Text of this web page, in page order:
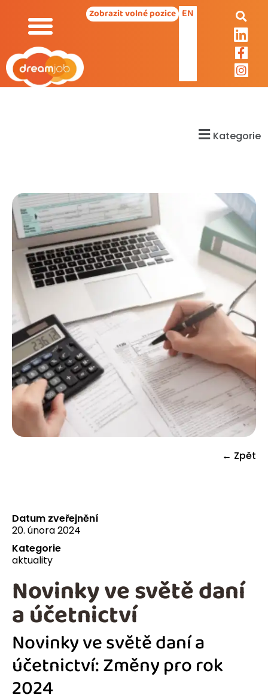
Zobrazit volné pozice EN
Kategorie
← Zpět
Datum zveřejnění
20. února 2024
Kategorie
aktuality
Novinky ve světě daní a
účetnictví: Změny pro rok
Novinky ve světě daní
a účetnictví